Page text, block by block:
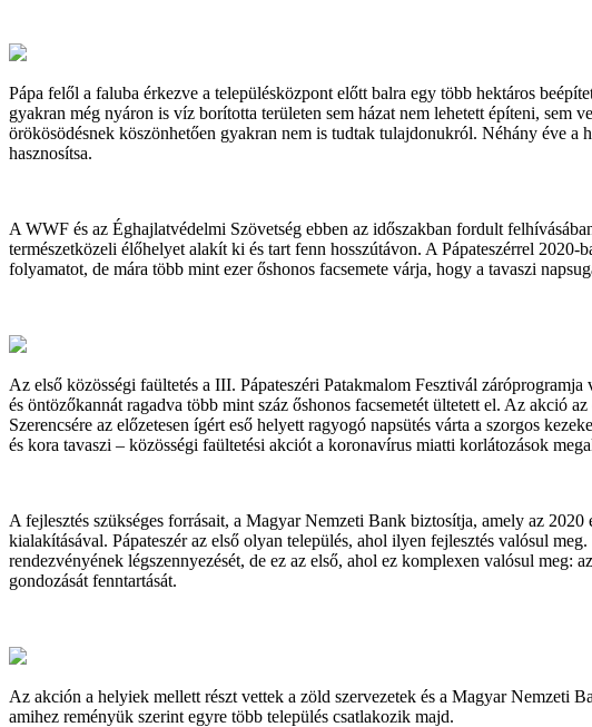
Pápa felől a faluba érkezve a településközpont előtt balra egy több hektáros
gyakran még nyáron is víz borította területen sem házat nem lehetett építeni, sem
örökösödésnek köszönhetően gyakran nem is tudtak tulajdonukról. Néhány éve
hasznosítsa.
A WWF és az Éghajlatvédelmi Szövetség ebben az időszakban fordult
természetközeli élőhelyet alakít ki és tart fenn hosszútávon. A Pápateszérrel
folyamatot, de mára több mint ezer őshonos facsemete várja, hogy a tavaszi
Az első közösségi faültetés a III. Pápateszéri Patakmalom Fesztivál
és öntözőkannát ragadva több mint száz őshonos facsemetét ültetett el. Az akció
Szerencsére az előzetesen ígért eső helyett ragyogó napsütés várta a szorgos
és kora tavaszi – közösségi faültetési akciót a koronavírus miatti korlátozások
A fejlesztés szükséges forrásait, a Magyar Nemzeti Bank biztosítja, amely az
kialakításával. Pápateszér az első olyan település, ahol ilyen fejlesztés valósul
rendezvényének légszennyezését, de ez az első, ahol ez komplexen valósul
gondozását fenntartását.
Az akción a helyiek mellett részt vettek a zöld szervezetek és a Magyar Nemzeti
amihez reményük szerint egyre több település csatlakozik majd.